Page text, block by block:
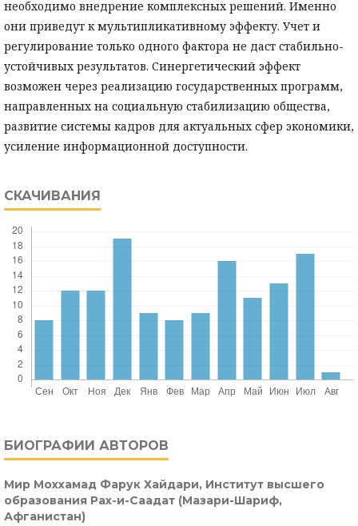
необходимо внедрение комплексных решений. Именно
они приведут к мультипликативному эффекту. Учет и
регулирование только одного фактора не даст стабильно-
устойчивых результатов. Синергетический эффект
возможен через реализацию государственных программ,
направленных на социальную стабилизацию общества,
развитие системы кадров для актуальных сфер экономики,
усиление информационной доступности.
СКАЧИВАНИЯ
БИОГРАФИИ АВТОРОВ
Мир Моххамад Фарук Хайдари, Институт высшего
образования Рах-и-Саадат (Мазари-Шариф,
Афганистан)